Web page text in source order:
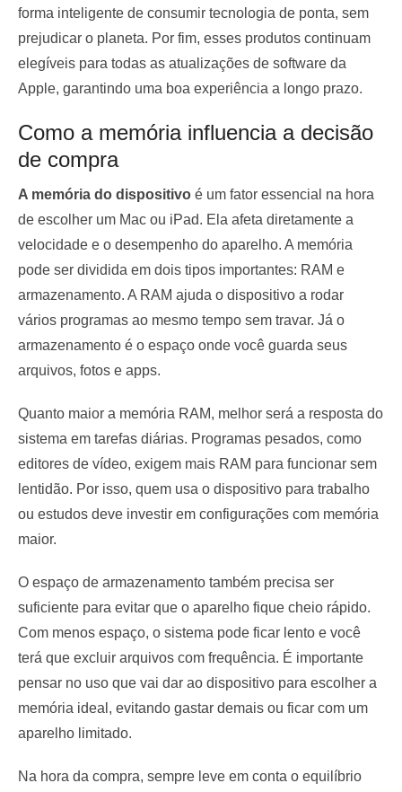
forma inteligente de consumir tecnologia de ponta, sem
prejudicar o planeta. Por fim, esses produtos continuam
elegíveis para todas as atualizações de software da
Apple, garantindo uma boa experiência a longo prazo.
Como a memória influencia a decisão
de compra
A memória do dispositivo é um fator essencial na hora
de escolher um Mac ou iPad. Ela afeta diretamente a
velocidade e o desempenho do aparelho. A memória
pode ser dividida em dois tipos importantes: RAM e
armazenamento. A RAM ajuda o dispositivo a rodar
vários programas ao mesmo tempo sem travar. Já o
armazenamento é o espaço onde você guarda seus
arquivos, fotos e apps.
Quanto maior a memória RAM, melhor será a resposta do
sistema em tarefas diárias. Programas pesados, como
editores de vídeo, exigem mais RAM para funcionar sem
lentidão. Por isso, quem usa o dispositivo para trabalho
ou estudos deve investir em configurações com memória
maior.
O espaço de armazenamento também precisa ser
suficiente para evitar que o aparelho fique cheio rápido.
Com menos espaço, o sistema pode ficar lento e você
terá que excluir arquivos com frequência. É importante
pensar no uso que vai dar ao dispositivo para escolher a
memória ideal, evitando gastar demais ou ficar com um
aparelho limitado.
Na hora da compra, sempre leve em conta o equilíbrio